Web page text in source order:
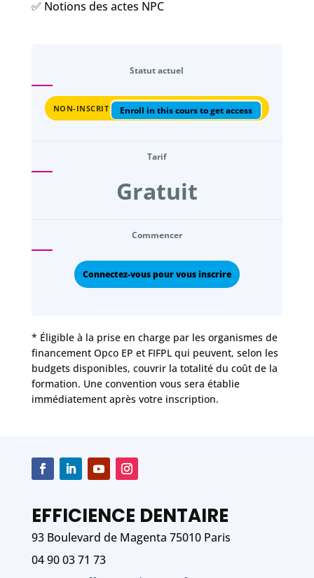
✅ Notions des actes NPC
Statut actuel
NON-INSCRIT Enroll in this cours to get access
Tarif
Gratuit
Commencer
Connectez-vous pour vous inscrire
* Éligible à la prise en charge par les organismes de
financement Opco EP et FIFPL qui peuvent, selon les
budgets disponibles, couvrir la totalité du coût de la
formation. Une convention vous sera établie
immédiatement après votre inscription.
EFFICIENCE DENTAIRE
93 Boulevard de Magenta 75010 Paris
04 90 03 71 73